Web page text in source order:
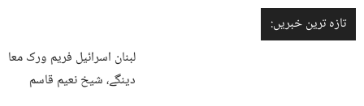
تازہ ترین خبریں:
لبنان اسرائیل فریم ورک معاہدے کی ایک شق بھی نافذ نہیں ہونے